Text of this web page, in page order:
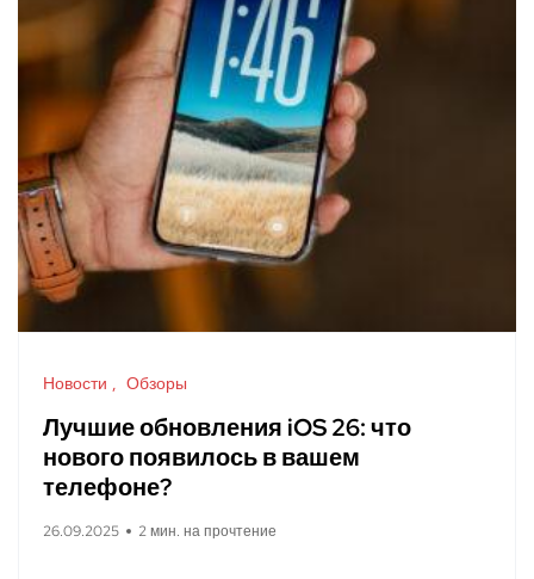
Новости Обзоры
Лучшие обновления iOS 26: что
нового появилось в вашем
телефоне?
26.09.2025 2 мин. на прочтение